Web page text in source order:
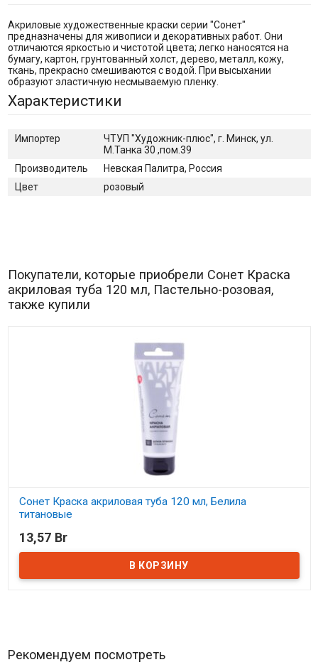
Акриловые художественные краски серии "Сонет"
предназначены для живописи и декоративных работ. Они
отличаются яркостью и чистотой цвета; легко наносятся на
бумагу, картон, грунтованный холст, дерево, металл, кожу,
ткань, прекрасно смешиваются с водой. При высыхании
образуют эластичную несмываемую пленку.
Характеристики
Импортер
ЧТУП "Художник-плюс", г. Минск, ул.
М.Танка 30 ,пом.39
Производитель
Невская Палитра, Россия
Цвет
розовый
Покупатели, которые приобрели Сонет Краска
акриловая туба 120 мл, Пастельно-розовая,
также купили
Сонет Краска акриловая туба 120 мл, Белила
титановые
В наличии
13,57 Br
Рекомендуем посмотреть